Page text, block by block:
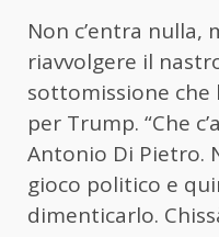
Non c’entra nulla,
riavvolgere il
sottomissione che
per Trump. “Che
Antonio Di Pietro.
gioco politico e
dimenticarlo.